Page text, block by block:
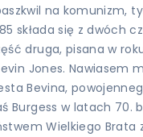
na komunizm,
składa się z
druga, pisana w
Jones.
Bevina,
w latach
Wielkiego